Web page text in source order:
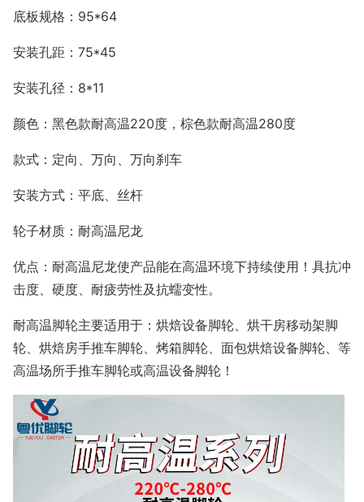
底板规格： 95*64
安装孔距： 75*45
安装孔径： 8*11
颜色：黑色款耐高温220度，棕色款耐高温280度
款式：定向、万向、万向刹车
安装方式：平底、丝杆
轮子材质：耐高温尼龙
优点：耐高温尼龙使产品能在高温环境下持续使用！具抗冲
击度、硬度、耐疲劳性及抗蠕变性。
耐高温脚轮主要适用于：烘焙设备脚轮、烘干房移动架脚
轮、烘焙房手推车脚轮、烤箱脚轮、面包烘焙设备脚轮、等
高温场所手推车脚轮或高温设备脚轮！